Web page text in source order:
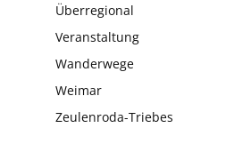
Überregional
Veranstaltung
Wanderwege
Weimar
Zeulenroda-Triebes